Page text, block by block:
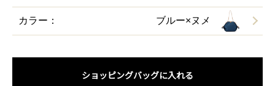
カラー： ブルー×ヌメ
ショッピングバッグに入れる